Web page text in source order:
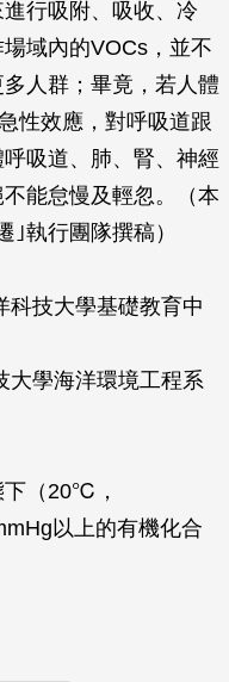
行吸附、吸收、冷
域內的VOCs，並不
人群；畢竟，若人體
性效應，對呼吸道跟
吸道、肺、腎、神經
能怠慢及輕忽。（本
執行團隊撰稿）
科技大學基礎教育中
大學海洋環境工程系
下（20℃，
以上的有機化合